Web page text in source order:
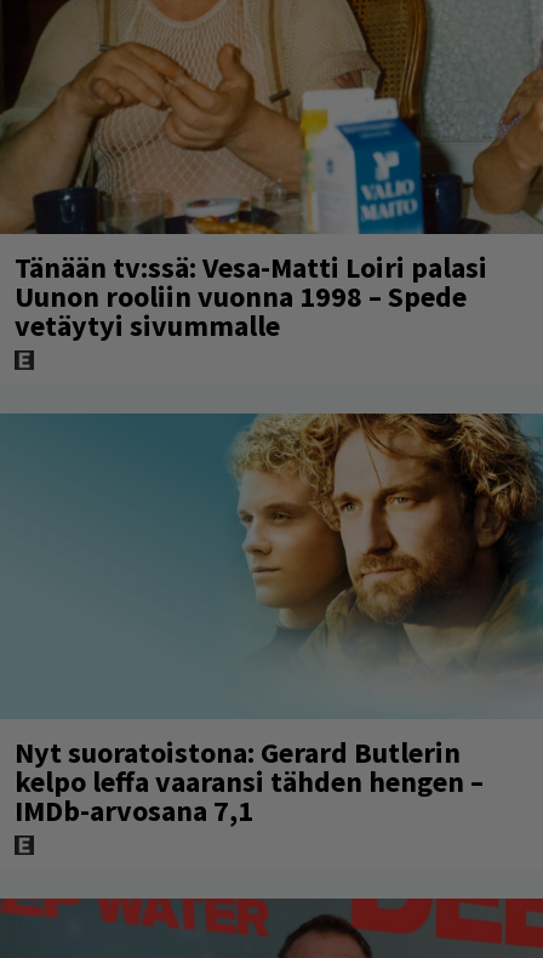
Tänään tv:ssä: Vesa-Matti Loiri palasi
Uunon rooliin vuonna 1998 – Spede
vetäytyi sivummalle
Nyt suoratoistona: Gerard Butlerin
kelpo leffa vaaransi tähden hengen –
IMDb-arvosana 7,1